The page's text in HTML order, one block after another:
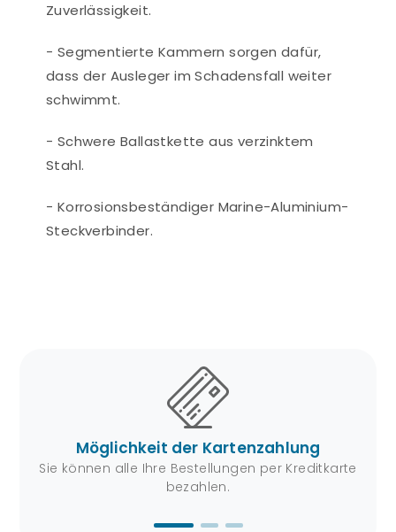
Zuverlässigkeit.
- Segmentierte Kammern sorgen dafür,
dass der Ausleger im Schadensfall weiter
schwimmt.
- Schwere Ballastkette aus verzinktem
Stahl.
- Korrosionsbeständiger Marine-Aluminium-
Steckverbinder.
Möglichkeit der Kartenzahlung
Sie können alle Ihre Bestellungen per Kreditkarte
bezahlen.